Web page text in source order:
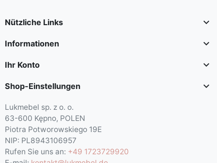
Nützliche Links 
Informationen 
Ihr Konto 
Shop-Einstellungen 
Lukmebel sp. z o. o.
63-600 Kępno, POLEN
Piotra Potworowskiego 19E
NIP: PL8943106957
Rufen Sie uns an: +49 1723729920